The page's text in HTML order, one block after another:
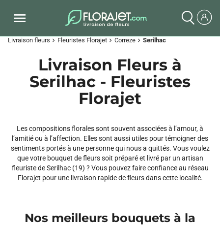
Livraison fleurs chevron_right Fleuristes Florajet chevron_right Correze chevron_right Serilhac
Livraison Fleurs à
Serilhac - Fleuristes
Florajet
Les compositions florales sont souvent associées à l’amour, à
l’amitié ou à l’affection. Elles sont aussi utiles pour témoigner des
sentiments portés à une personne qui nous a quittés. Vous voulez
que votre bouquet de fleurs soit préparé et livré par un artisan
fleuriste de Serilhac (19) ? Vous pouvez faire confiance au réseau
Florajet pour une livraison rapide de fleurs dans cette localité.
Nos meilleurs bouquets à la